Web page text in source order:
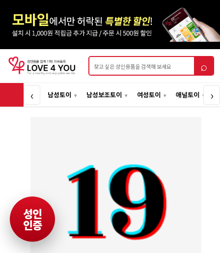
상품검색 ⌕
‹ 남성토이 남성보조토이 여성토이 애널토이 ›
성인
인증